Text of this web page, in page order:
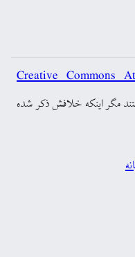
Creative Commons
مگر اینکه خلافش ذکر شده